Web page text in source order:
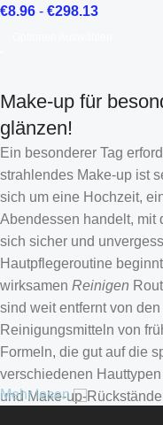
€8.96 - €298.13
Make-up für
glänzen!
Ein besonderer Tag
strahlendes Make-up ist
sich um eine Hochzeit,
Abendessen handelt, mit
sich sicher und
Hautpflegeroutine
wirksamen Reinigen
sind weit entfernt von
Reinigungsmitteln von
Formeln, die gut auf die
verschiedenen
und Make-up-
Mehr lesen